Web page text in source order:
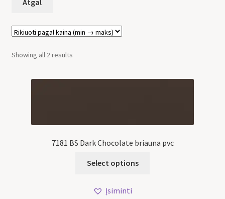
Profilis
Showing all 2 results
7181 BS Dark Chocolate briauna pvc
Select options
Įsiminti